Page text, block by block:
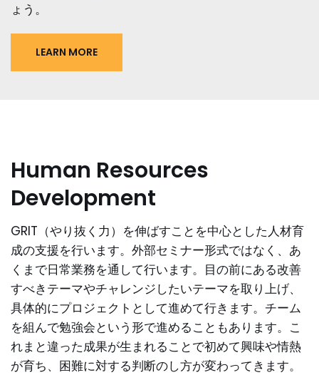
ょう。
LEARN MORE
Human Resources
Development
GRIT（やり抜く力）を伸ばすことを中心とした人材育
成の支援を行います。外部セミナー形式ではなく、あ
くまで日常業務を通して行います。目の前にある改善
すべきテーマやチャレンジしたいテーマを取り上げ、
具体的にプロジェクトとして進めて行きます。チーム
を組んで勉強会という形で進めることもあります。こ
れまと違った成果が生まれることで初めて興味や情熱
が育ち、困難に対する判断のし方が変わってきます。